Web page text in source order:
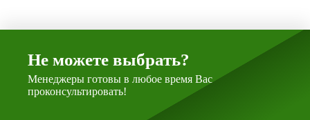
Не можете выбрать?
Менеджеры готовы в любое время Вас
проконсультировать!